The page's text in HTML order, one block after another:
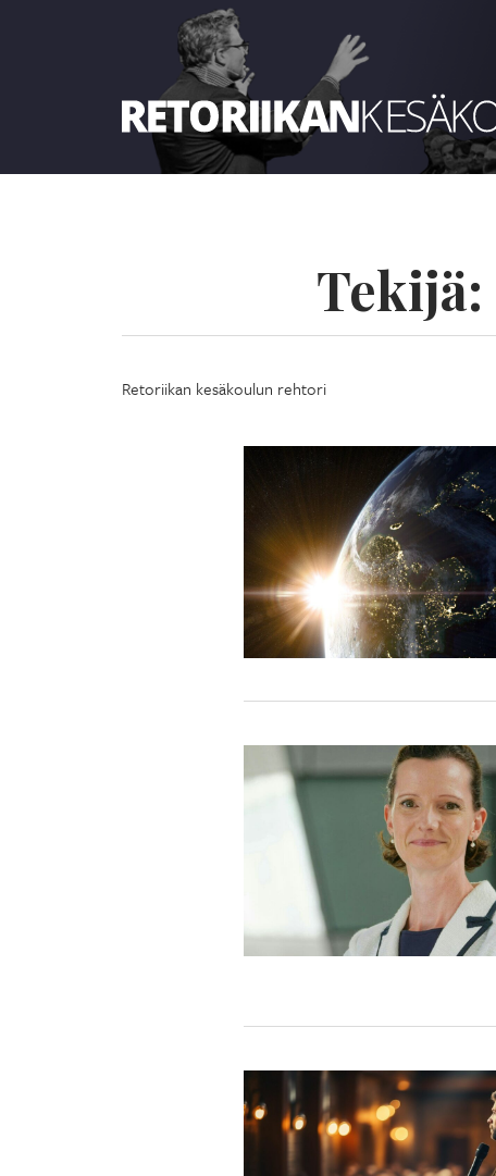
Tekijä:
Retoriikan kesäkoulun rehtori